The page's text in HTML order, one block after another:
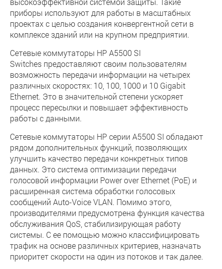
приборы используют для работы в масштабных
проектах с целью создания конвергентной сети в
комплексе зданий или на крупном предприятии.
Сетевые коммутаторы HP A5500 SI
Switches предоставляют своим пользователям
возможность передачи информации на четырех
различных скоростях: 10, 100, 1000 и 10 Gigabit
Ethernet. Это в значительной степени ускоряет
процесс пересылки и повышает эффективность
работы с данными.
Сетевые коммутаторы HP серии A5500 SI обладают
рядом дополнительных функций, позволяющих
улучшить качество передачи конкретных типов
данных. Это система оптимизации передачи
голосовой информации Power over Ethernet (PoE) и
расширенная система обработки голосовых
сообщений Auto-Voice VLAN. Помимо этого,
производителями предусмотрена функция качества
обслуживания QoS, стабилизирующая работу
системы. С ее помощью можно классифицировать
трафик на основе различных критериев, назначать
приоритет скорости на один из потоков и так далее.